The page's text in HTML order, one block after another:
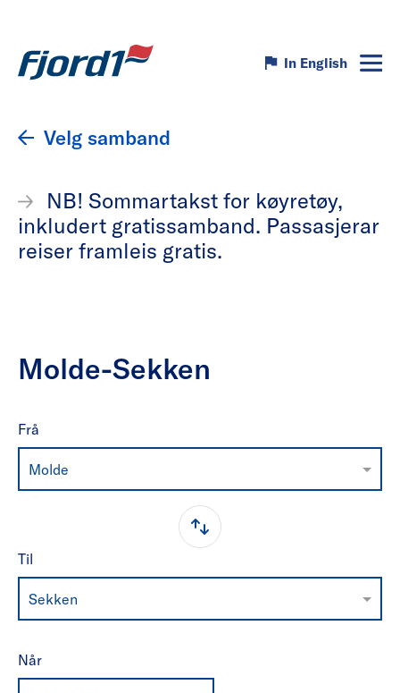
In English
Velg samband
NB! Sommartakst for køyretøy,
inkludert gratissamband. Passasjerar
reiser framleis gratis.
Molde-Sekken
Frå
Molde
Til
Sekken
Når